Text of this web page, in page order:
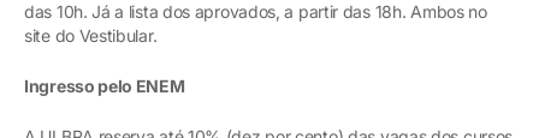
das 10h. Já a lista dos aprovados, a partir das 18h. Ambos no
site do Vestibular.
Ingresso pelo ENEM